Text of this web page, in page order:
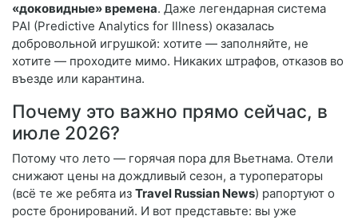
«доковидные» времена. Даже легендарная система
PAI (Predictive Analytics for Illness) оказалась
добровольной игрушкой: хотите — заполняйте, не
хотите — проходите мимо. Никаких штрафов, отказов во
въезде или карантина.
Почему это важно прямо сейчас, в
июле 2026?
Потому что лето — горячая пора для Вьетнама. Отели
снижают цены на дождливый сезон, а туроператоры
(всё те же ребята из Travel Russian News) рапортуют о
росте бронирований. И вот представьте: вы уже